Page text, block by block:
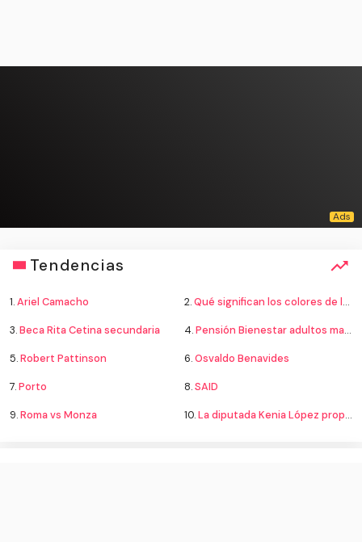
Tendencias
1.Ariel Camacho 2.Qué significan los colores de la bandera
3.Beca Rita Cetina secundaria 4.Pensión Bienestar adultos mayores
5.Robert Pattinson 6.Osvaldo Benavides
7.Porto 8.SAID
9.Roma vs Monza 10.La diputada Kenia López propone cambiar el nombre del país a México